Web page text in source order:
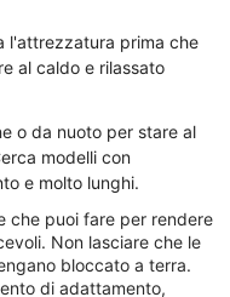
l'attrezzatura prima che
al caldo e rilassato
o da nuoto per stare al
modelli con
e molto lunghi.
che puoi fare per rendere
Non lasciare che le
bloccato a terra.
di adattamento,